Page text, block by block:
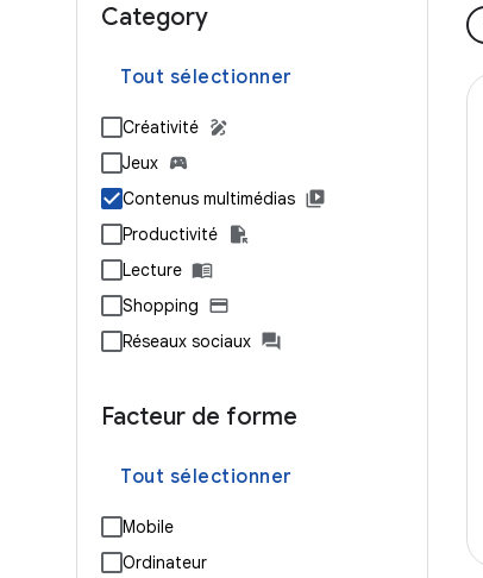
Category
Tout sélectionner
Créativité
Jeux
Contenus multimédias
Productivité
Lecture
Shopping
Réseaux sociaux
Facteur de forme
Tout sélectionner
Mobile
Ordinateur